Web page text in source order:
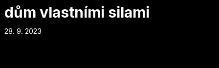
dům vlastními silami
28. 9. 2023